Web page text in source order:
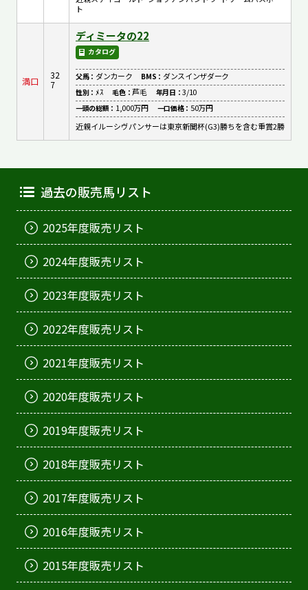
ト
満口
32
7
ディミータの22
カタログ
父馬： ダンカーク BMS： ダンスインザダーク
性別：ﾒｽ 毛色：芦毛 年月日：3/10
一頭の総額： 1,000万円 一口価格： 50万円
近親イルーシヴパンサーは東京新聞杯(G3)勝ちを含む重賞2勝
過去の販売馬リスト
2025年度販売リスト
2024年度販売リスト
2023年度販売リスト
2022年度販売リスト
2021年度販売リスト
2020年度販売リスト
2019年度販売リスト
2018年度販売リスト
2017年度販売リスト
2016年度販売リスト
2015年度販売リスト